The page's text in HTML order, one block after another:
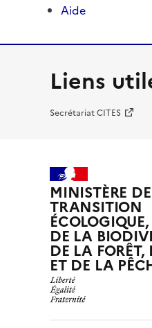
Aide
Liens
Secrétariat CITES
MINISTÈRE
TRANSITION
ÉCOLOGIQUE,
DE LA
DE LA
ET DE LA